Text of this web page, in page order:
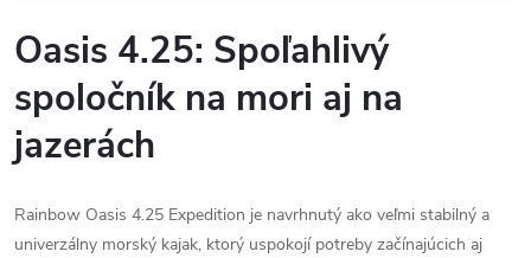
Oasis 4.25: Spoľahlivý
spoločník na mori aj na
jazerách
Rainbow Oasis 4.25 Expedition je navrhnutý ako veľmi stabilný a
univerzálny morský kajak, ktorý uspokojí potreby začínajúcich aj